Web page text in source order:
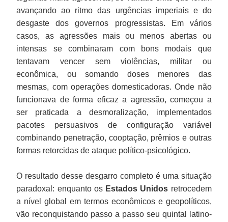
avançando ao ritmo das urgências imperiais e do
desgaste dos governos progressistas. Em vários
casos, as agressões mais ou menos abertas ou
intensas se combinaram com bons modais que
tentavam vencer sem violências, militar ou
econômica, ou somando doses menores das
mesmas, com operações domesticadoras. Onde não
funcionava de forma eficaz a agressão, começou a
ser praticada a desmoralização, implementados
pacotes persuasivos de configuração variável
combinando penetração, cooptação, prêmios e outras
formas retorcidas de ataque político-psicológico.
O resultado desse desgarro completo é uma situação
paradoxal: enquanto osEstados Unidos retrocedem
a nível global em termos econômicos e geopolíticos,
vão reconquistando passo a passo seu quintal latino-